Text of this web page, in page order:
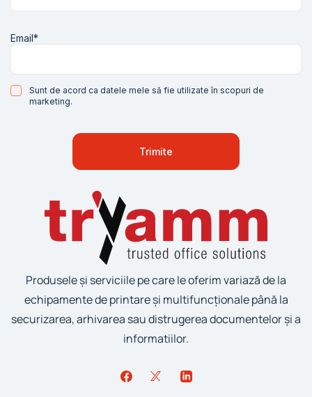
Produsele și serviciile pe care le oferim variază de la
echipamente de printare și multifuncționale până la
securizarea, arhivarea sau distrugerea documentelor și a
informatiilor.
Email*
Sunt de acord ca datele mele să fie utilizate în scopuri de
marketing.